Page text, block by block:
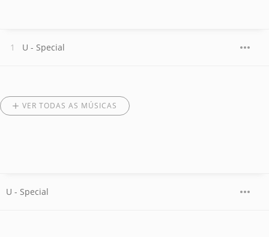
U - Special
VER TODAS AS MÚSICAS
U - Special